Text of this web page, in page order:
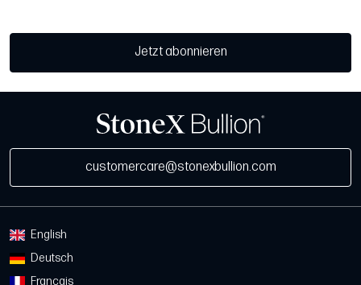
Jetzt abonnieren
customercare@stonexbullion.com
English
Deutsch
Français